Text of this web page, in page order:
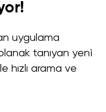
uygulama
tanıyan yeni
hızlı arama ve